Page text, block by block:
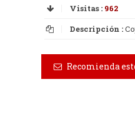
Visitas : 962
Descripción :
Recomienda